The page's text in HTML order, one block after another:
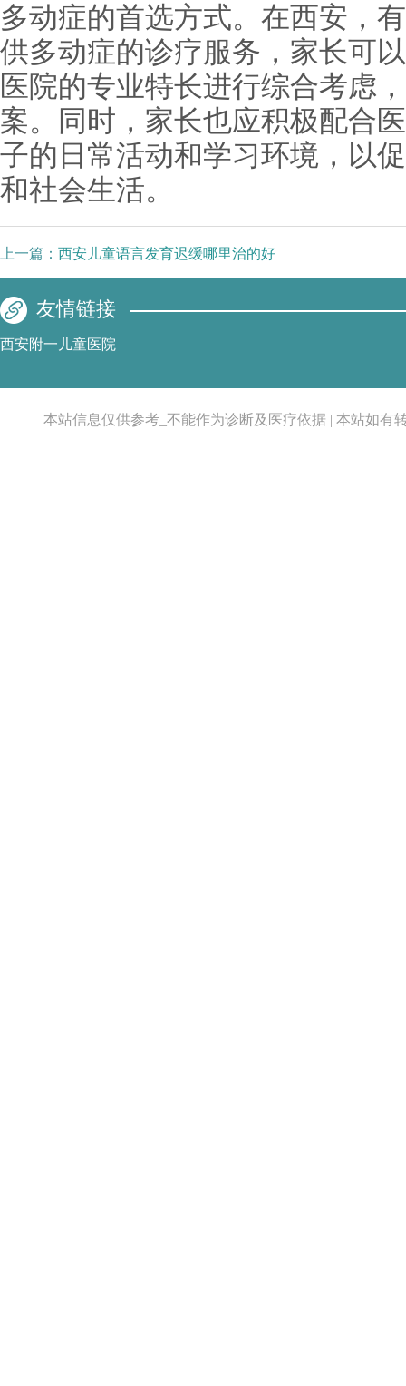
多动症的首选方式。在西安，
供多动症的诊疗服务，家长可
医院的专业特长进行综合考虑
案。同时，家长也应积极配合
子的日常活动和学习环境，以
和社会生活。
上一篇： 西安儿童语言发育迟缓哪里治的好
友情链接
西安附一儿童医院
本站信息仅供参考_不能作为诊断及医疗依据 | 本站如